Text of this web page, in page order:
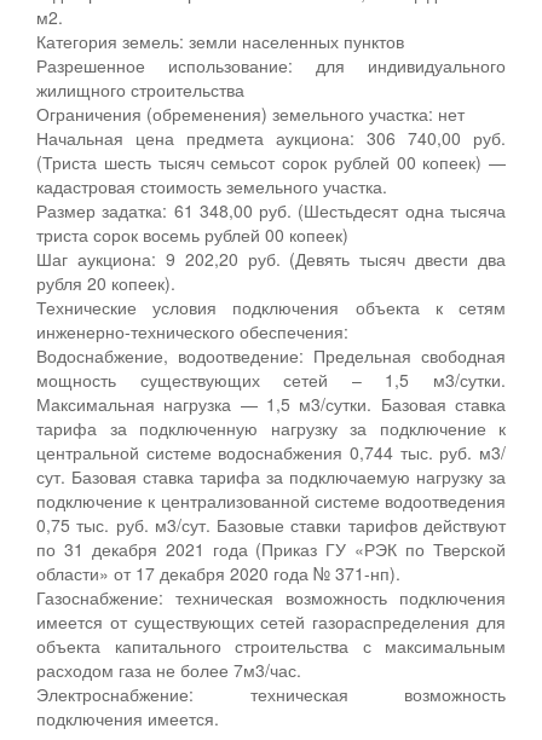
м2.
Категория земель: земли населенных пунктов
Разрешенное использование: для индивидуального
жилищного строительства
Ограничения (обременения) земельного участка: нет
Начальная цена предмета аукциона: 306 740,00 руб.
(Триста шесть тысяч семьсот сорок рублей 00 копеек) —
кадастровая стоимость земельного участка.
Размер задатка: 61 348,00 руб. (Шестьдесят одна тысяча
триста сорок восемь рублей 00 копеек)
Шаг аукциона: 9 202,20 руб. (Девять тысяч двести два
рубля 20 копеек).
Технические условия подключения объекта к сетям
инженерно-технического обеспечения:
Водоснабжение, водоотведение: Предельная свободная
мощность существующих сетей – 1,5 м3/сутки.
Максимальная нагрузка — 1,5 м3/сутки. Базовая ставка
тарифа за подключенную нагрузку за подключение к
центральной системе водоснабжения 0,744 тыс. руб. м3/
сут. Базовая ставка тарифа за подключаемую нагрузку за
подключение к централизованной системе водоотведения
0,75 тыс. руб. м3/сут. Базовые ставки тарифов действуют
по 31 декабря 2021 года (Приказ ГУ «РЭК по Тверской
области» от 17 декабря 2020 года № 371-нп).
Газоснабжение: техническая возможность подключения
имеется от существующих сетей газораспределения для
объекта капитального строительства с максимальным
расходом газа не более 7м3/час.
Электроснабжение: техническая возможность
подключения имеется.